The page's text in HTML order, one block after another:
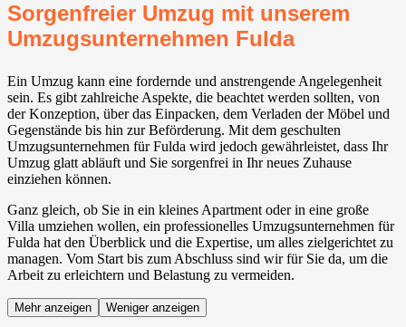
Sorgenfreier Umzug mit unserem
Umzugsunternehmen Fulda
Ein Umzug kann eine fordernde und anstrengende Angelegenheit
sein. Es gibt zahlreiche Aspekte, die beachtet werden sollten, von
der Konzeption, über das Einpacken, dem Verladen der Möbel und
Gegenstände bis hin zur Beförderung. Mit dem geschulten
Umzugsunternehmen für Fulda wird jedoch gewährleistet, dass Ihr
Umzug glatt abläuft und Sie sorgenfrei in Ihr neues Zuhause
einziehen können.
Ganz gleich, ob Sie in ein kleines Apartment oder in eine große
Villa umziehen wollen, ein professionelles Umzugsunternehmen für
Fulda hat den Überblick und die Expertise, um alles zielgerichtet zu
managen. Vom Start bis zum Abschluss sind wir für Sie da, um die
Arbeit zu erleichtern und Belastung zu vermeiden.
Mehr anzeigen Weniger anzeigen